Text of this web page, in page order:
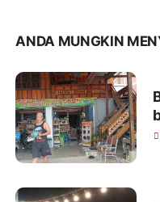
ANDA MUNGKIN